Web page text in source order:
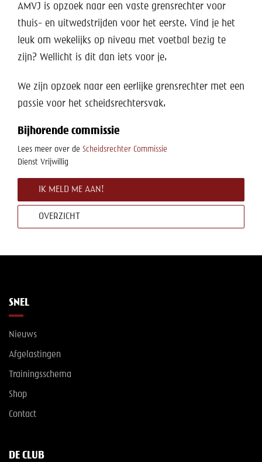
Kalender
Help mee!
Lid worden
Contact
AMVJ is opzoek naar een vaste grensrechter voor
thuis- en uitwedstrijden voor het eerste. Vind je het
leuk om wekelijks op niveau met voetbal bezig te
zijn? Wellicht is dit dan iets voor je.
We zijn opzoek naar een eerlijke grensrechter met een
passie voor het scheidsrechtersvak.
Bijhorende commissie
Lees meer over de Scheidsrechter Commissie
Dienst Vrijwillig
IK MELD ME AAN!
OVERZICHT
SNEL
Nieuws
Afgelastingen
Trainingsschema
Shop
Contact
DE CLUB